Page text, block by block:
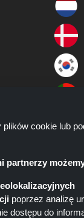
cookie lub
partnerzy
poprzez analizę
dostępu do